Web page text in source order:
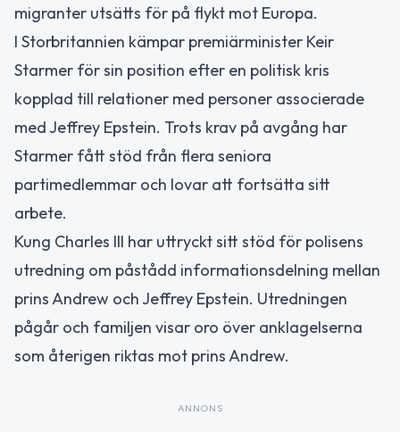
migranter utsätts för på flykt mot Europa.
I Storbritannien kämpar premiärminister Keir
Starmer för sin position efter en politisk kris
kopplad till relationer med personer associerade
med Jeffrey Epstein. Trots krav på avgång har
Starmer fått stöd från flera seniora
partimedlemmar och lovar att fortsätta sitt
arbete.
Kung Charles III har uttryckt sitt stöd för polisens
utredning om påstådd informationsdelning mellan
prins Andrew och Jeffrey Epstein. Utredningen
pågår och familjen visar oro över anklagelserna
som återigen riktas mot prins Andrew.
ANNONS